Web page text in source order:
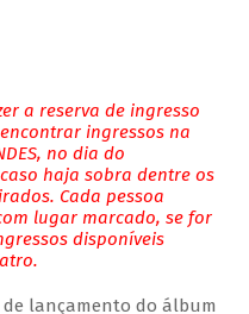
a reserva de ingresso
ingressos na
no dia do
haja sobra dentre os
Cada pessoa
lugar marcado, se for
disponíveis
lançamento do álbum